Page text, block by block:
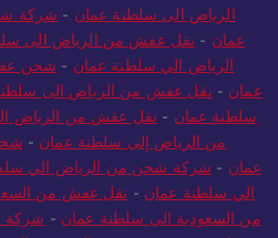
الرياض الى سلطنة عمان - شركة
عمان - نقل عفش من الرياض الى
الرياض الي سلطنة عمان - شحن
عمان - نقل عفش من الرياض الى
سلطنة عمان - نقل عفش من الرياض
من الرياض إلى سلطنة عمان -
عمان - شركة شحن من الرياض الي
الي سلطنة عمان - نقل عفش من
من السعودية الي سلطنة عمان - شركة